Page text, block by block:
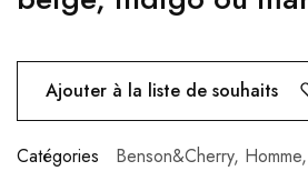
Ajouter à la liste de souhaits
Catégories Benson&Cherry, Homme,